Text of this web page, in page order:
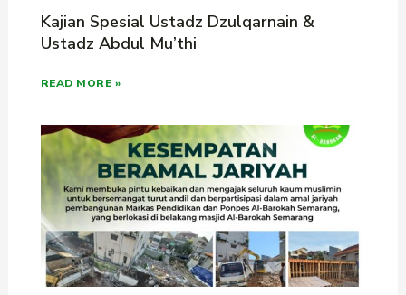
Kajian Spesial Ustadz Dzulqarnain &
Ustadz Abdul Mu’thi
READ MORE »